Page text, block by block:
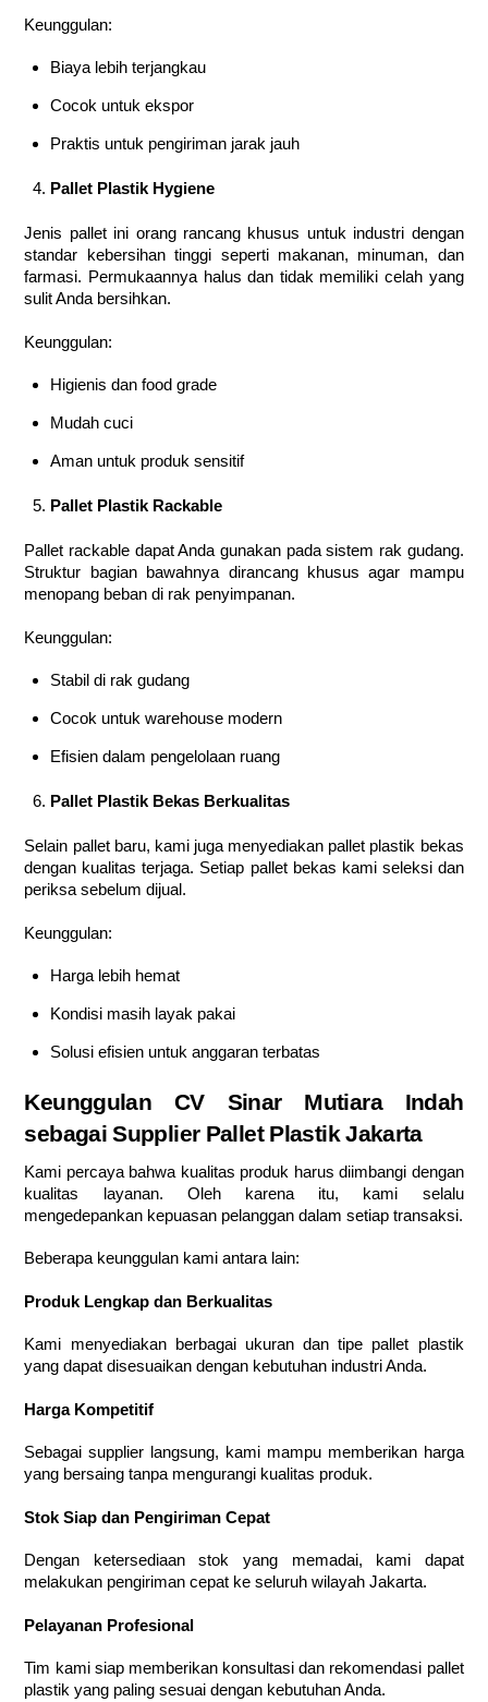
Keunggulan:
Biaya lebih terjangkau
Cocok untuk ekspor
Praktis untuk pengiriman jarak jauh
Pallet Plastik Hygiene
Jenis pallet ini orang rancang khusus untuk industri dengan
standar kebersihan tinggi seperti makanan, minuman, dan
farmasi. Permukaannya halus dan tidak memiliki celah yang
sulit Anda bersihkan.
Keunggulan:
Higienis dan food grade
Mudah cuci
Aman untuk produk sensitif
Pallet Plastik Rackable
Pallet rackable dapat Anda gunakan pada sistem rak gudang.
Struktur bagian bawahnya dirancang khusus agar mampu
menopang beban di rak penyimpanan.
Keunggulan:
Stabil di rak gudang
Cocok untuk warehouse modern
Efisien dalam pengelolaan ruang
Pallet Plastik Bekas Berkualitas
Selain pallet baru, kami juga menyediakan pallet plastik bekas
dengan kualitas terjaga. Setiap pallet bekas kami seleksi dan
periksa sebelum dijual.
Keunggulan:
Harga lebih hemat
Kondisi masih layak pakai
Solusi efisien untuk anggaran terbatas
Keunggulan CV Sinar Mutiara Indah
sebagai Supplier Pallet Plastik Jakarta
Kami percaya bahwa kualitas produk harus diimbangi dengan
kualitas layanan. Oleh karena itu, kami selalu
mengedepankan kepuasan pelanggan dalam setiap transaksi.
Beberapa keunggulan kami antara lain:
Produk Lengkap dan Berkualitas
Kami menyediakan berbagai ukuran dan tipe pallet plastik
yang dapat disesuaikan dengan kebutuhan industri Anda.
Harga Kompetitif
Sebagai supplier langsung, kami mampu memberikan harga
yang bersaing tanpa mengurangi kualitas produk.
Stok Siap dan Pengiriman Cepat
Dengan ketersediaan stok yang memadai, kami dapat
melakukan pengiriman cepat ke seluruh wilayah Jakarta.
Pelayanan Profesional
Tim kami siap memberikan konsultasi dan rekomendasi pallet
plastik yang paling sesuai dengan kebutuhan Anda.